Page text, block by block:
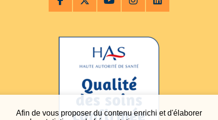
Afin de vous proposer du contenu enrichi et d'élaborer